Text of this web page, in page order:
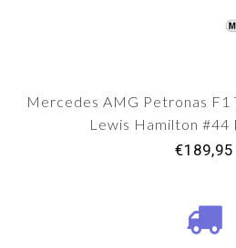
Mercedes AMG Petronas F1
Lewis Hamilton #44
€189,95